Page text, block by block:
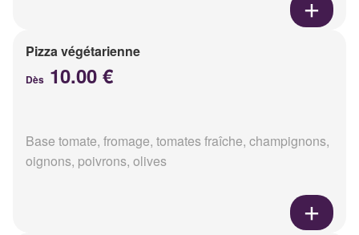
Pizza végétarienne
Dès 10.00 €
Base tomate, fromage, tomates fraîche, champignons,
oignons, poivrons, olives